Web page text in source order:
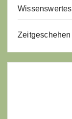
Wissenswertes
Zeitgeschehen